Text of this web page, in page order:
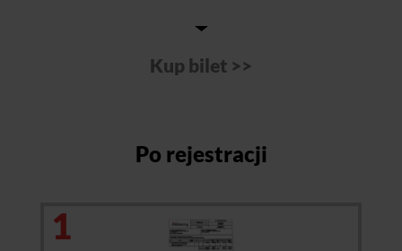
Po rejestracji
1